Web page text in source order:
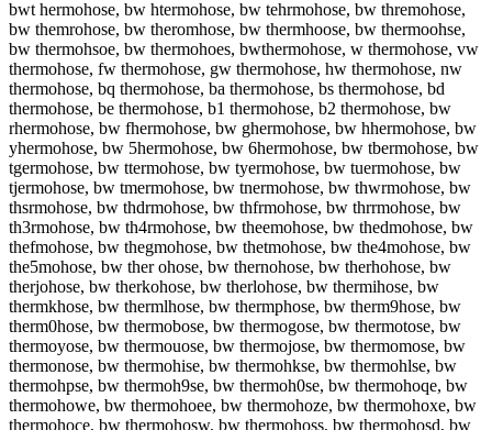
bwt hermohose, bw htermohose, bw tehrmohose, bw thremohose,
bw themrohose, bw theromhose, bw thermhoose, bw thermoohse,
bw thermohsoe, bw thermohoes, bwthermohose, w thermohose, vw
thermohose, fw thermohose, gw thermohose, hw thermohose, nw
thermohose, bq thermohose, ba thermohose, bs thermohose, bd
thermohose, be thermohose, b1 thermohose, b2 thermohose, bw
rhermohose, bw fhermohose, bw ghermohose, bw hhermohose, bw
yhermohose, bw 5hermohose, bw 6hermohose, bw tbermohose, bw
tgermohose, bw ttermohose, bw tyermohose, bw tuermohose, bw
tjermohose, bw tmermohose, bw tnermohose, bw thwrmohose, bw
thsrmohose, bw thdrmohose, bw thfrmohose, bw thrrmohose, bw
th3rmohose, bw th4rmohose, bw theemohose, bw thedmohose, bw
thefmohose, bw thegmohose, bw thetmohose, bw the4mohose, bw
the5mohose, bw ther ohose, bw thernohose, bw therhohose, bw
therjohose, bw therkohose, bw therlohose, bw thermihose, bw
thermkhose, bw thermlhose, bw thermphose, bw therm9hose, bw
therm0hose, bw thermobose, bw thermogose, bw thermotose, bw
thermoyose, bw thermouose, bw thermojose, bw thermomose, bw
thermonose, bw thermohise, bw thermohkse, bw thermohlse, bw
thermohpse, bw thermoh9se, bw thermoh0se, bw thermohoqe, bw
thermohowe, bw thermohoee, bw thermohoze, bw thermohoxe, bw
thermohoce, bw thermohosw, bw thermohoss, bw thermohosd, bw